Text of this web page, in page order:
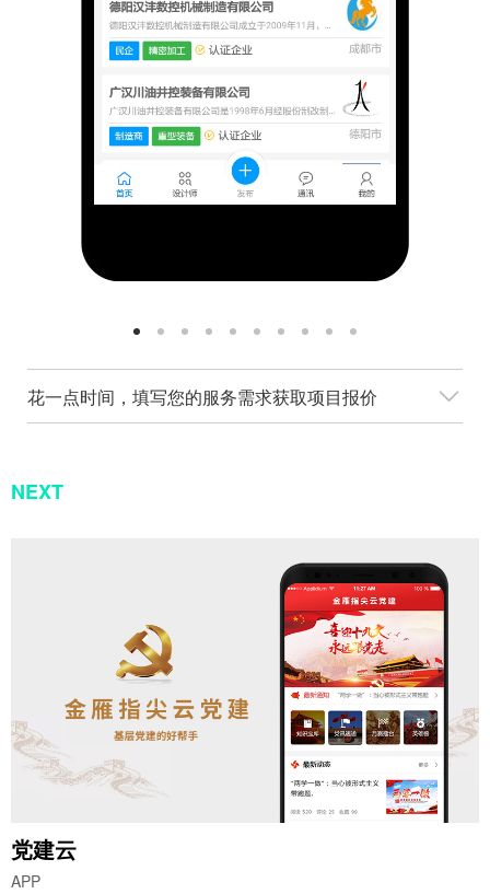
花一点时间，填写您的服务需求获取项目报价
NEXT
党建云
APP